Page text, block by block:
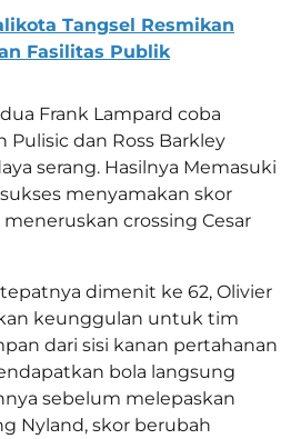
Tangsel Resmikan
Fasilitas Publik
Frank Lampard coba
Pulisic dan Ross Barkley
serang. Hasilnya Memasuki
menyamakan skor
crossing Cesar
dimenit ke 62, Olivier
keunggulan untuk tim
dari sisi kanan pertahanan
bola langsung
sebelum melepaskan
Nyland, skor berubah